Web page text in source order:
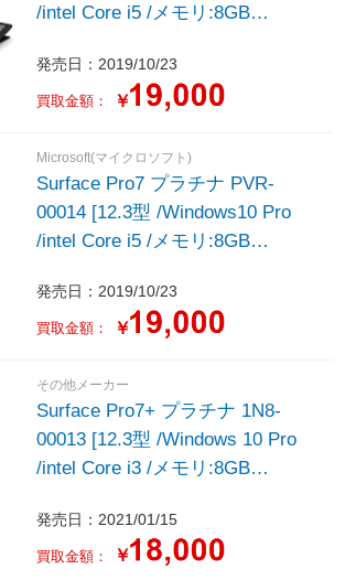
/intel Core i5 /メモリ:8GB
発売日：2019/10/23
買取金額： ￥
Microsoft(マイクロソフト)
Surface Pro7 プラチナ PVR-
00014 [12.3型 /Windows10 Pro
/intel Core i5 /メモリ:8GB
発売日：2019/10/23
買取金額： ￥
その他メーカー
Surface Pro7+ プラチナ 1N8-
00013 [12.3型 /Windows 10 Pro
/intel Core i3 /メモリ:8GB
発売日：2021/01/15
買取金額： ￥